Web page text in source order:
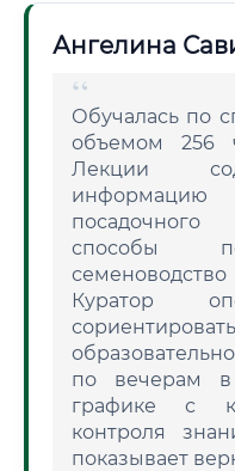
Ангелина
Обучалась по
объемом 256
Лекции
посадочного
способы
Куратор
по вечерам в
графике с
контроля
показывает